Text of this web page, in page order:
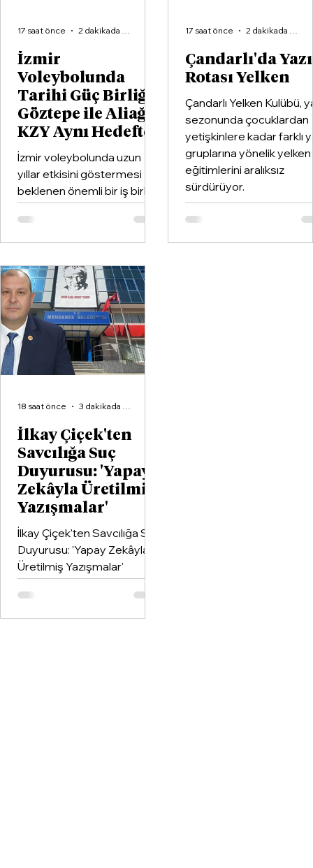
İzmir
Voleybolunda
Tarihi Güç Birliği:
Göztepe ile Aliağa
KZY Aynı Hedefte
İzmir voleybolunda uzun
yıllar etkisini göstermesi
beklenen önemli bir iş birliği
hayata geçirildi. Kentin köklü
kulüplerinden Göztepe
Spor Kulübü ile İzmir'in en
organizasyonlarından
Aliağa KZY Spor Kulübü,
voleybol branşında güçlerini
birleştiren kapsamlı bir iş
birliği protokolüne imza attı.
17 saat önce 2 dakikada okunur
Çandarlı'da
Rotası Yelken
Çandarlı Yelken Kulübü,
sezonunda çocuklardan
yetişkinlere kadar farklı
gruplarına yönelik yelken
eğitimlerini aralıksız
sürdürüyor.
17 saat önce 2 dakikada okunur
İlkay Çiçek'ten
Savcılığa Suç
Duyurusu: 'Yapay
Zekâyla Üretilmiş
Yazışmalar'
İlkay Çiçek'ten Savcılığa Suç
Duyurusu: 'Yapay Zekâyla
Üretilmiş Yazışmalar'
18 saat önce 3 dakikada okunur